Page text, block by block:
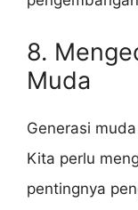
8.
Muda
Generasi
Kita perlu
pentingnya